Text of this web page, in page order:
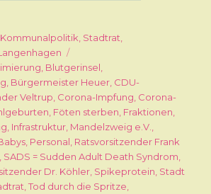
Kategorien
Kommunalpolitik Stadtrat
Blutgerinsel
Bürgermeister Heuer CDU-
Veltrup Corona-Impfung Corona-
Föten sterben Fraktionen
Infrastruktur Mandelzweig e.V.
Personal Ratsvorsitzender Frank
SADS = Sudden Adult Death Syndrom
Dr. Köhler Spikeprotein Stadt
,Tod durch die Spritze